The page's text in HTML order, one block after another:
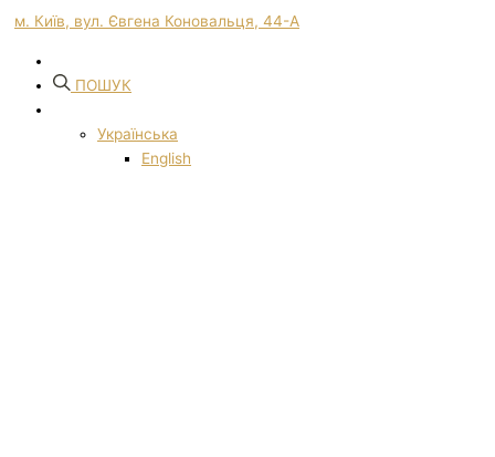
м. Київ, вул. Євгена Коновальця, 44-А
ПОШУК
Українська
English